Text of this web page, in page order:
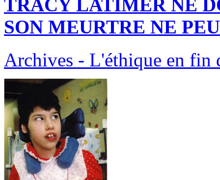
TRACY LATIMER NE
SON MEURTRE NE
Archives - L'éthique en fin